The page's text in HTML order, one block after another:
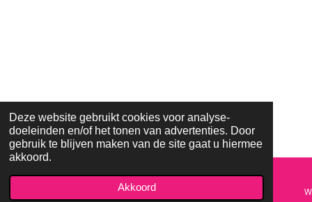
Deze website gebruikt cookies voor analyse-
doeleinden en/of het tonen van advertenties. Door
gebruik te blijven maken van de site gaat u hiermee
akkoord.
Akkoord
Telefoonnummer